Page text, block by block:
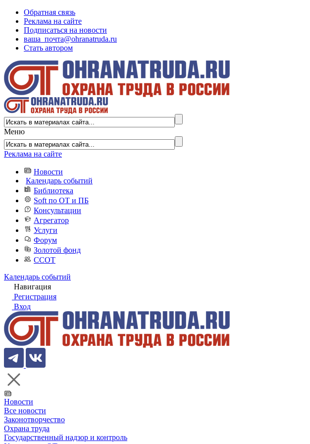
Обратная связь
Реклама на сайте
Подписаться на новости
ваша_почта@ohranatruda.ru
Стать автором
Меню
Реклама на сайте
Новости
Календарь событий
Библиотека
Soft по ОТ и ПБ
Консультации
Агрегатор
Услуги
Форум
Золотой фонд
ССОТ
Календарь событий
Навигация
Регистрация
Вход
Новости
Все новости
Законотворчество
Охрана труда
Государственный надзор и контроль